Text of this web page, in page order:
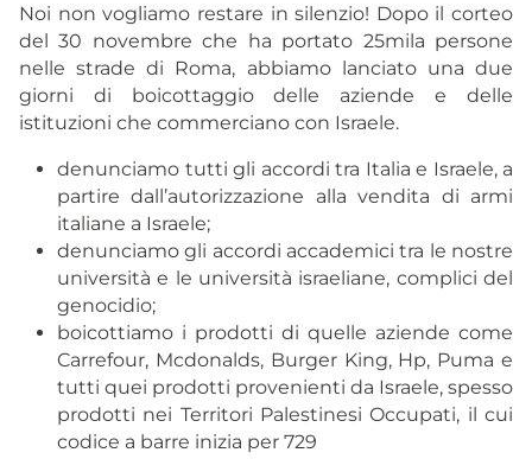
Noi non vogliamo restare in silenzio! Dopo il corteo
del 30 novembre che ha portato 25mila persone
nelle strade di Roma, abbiamo lanciato una due
giorni di boicottaggio delle aziende e delle
istituzioni che commerciano con Israele.
denunciamo tutti gli accordi tra Italia e Israele, a
partire dall’autorizzazione alla vendita di armi
italiane a Israele;
denunciamo gli accordi accademici tra le nostre
università e le università israeliane, complici del
genocidio;
boicottiamo i prodotti di quelle aziende come
Carrefour, Mcdonalds, Burger King, Hp, Puma e
tutti quei prodotti provenienti da Israele, spesso
prodotti nei Territori Palestinesi Occupati, il cui
codice a barre inizia per 729